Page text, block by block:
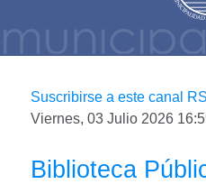
Suscribirse a este canal
Viernes, 03 Julio 2026
Biblioteca